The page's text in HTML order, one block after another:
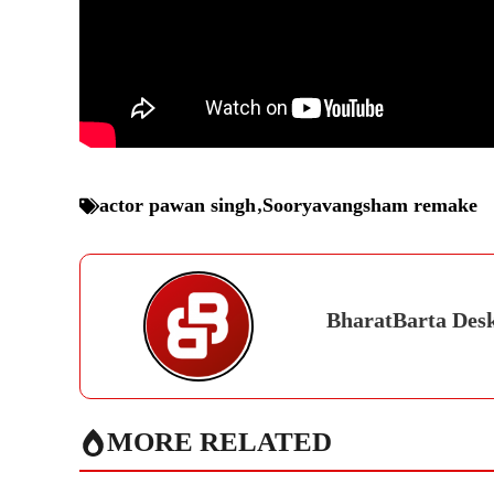
actor pawan singh,Sooryavangsham remake
BharatBarta
MORE RELATED